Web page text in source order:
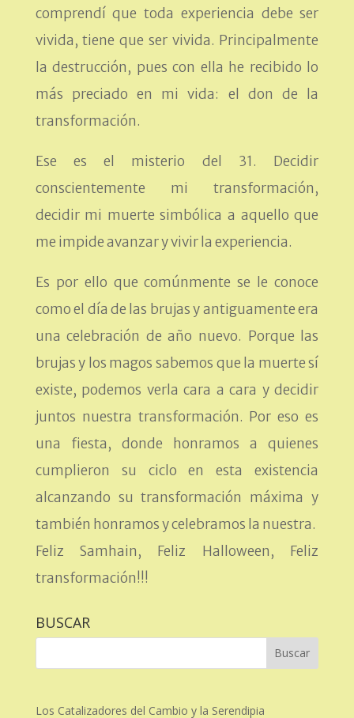
comprendí que toda experiencia debe ser
vivida, tiene que ser vivida. Principalmente
la destrucción, pues con ella he recibido lo
más preciado en mi vida: el don de la
transformación.
Ese es el misterio del 31. Decidir
conscientemente mi transformación,
decidir mi muerte simbólica a aquello que
me impide avanzar y vivir la experiencia.
Es por ello que comúnmente se le conoce
como el día de las brujas y antiguamente era
una celebración de año nuevo. Porque las
brujas y los magos sabemos que la muerte sí
existe, podemos verla cara a cara y decidir
juntos nuestra transformación. Por eso es
una fiesta, donde honramos a quienes
cumplieron su ciclo en esta existencia
alcanzando su transformación máxima y
también honramos y celebramos la nuestra.
Feliz Samhain, Feliz Halloween, Feliz
transformación!!!
BUSCAR
Los Catalizadores del Cambio y la Serendipia